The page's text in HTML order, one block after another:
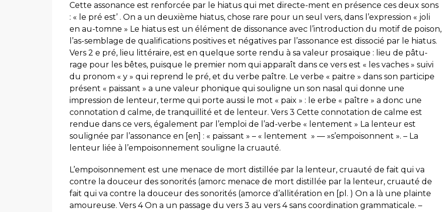
Cette assonance est renforcée par le hiatus qui met directe-ment en présence ces deux sons
: « le pré est’ . On a un deuxième hiatus, chose rare pour un seul vers, dans l’expression « joli
en au-tomne » Le hiatus est un élément de dissonance avec l’introduction du motif de poison,
l’as-semblage de qualifications positives et négatives par l’assonance est dissocié par le hiatus.
Vers 2 e pré, lieu littéraire, est en quelque sorte rendu à sa valeur prosaïque : lieu de pâtu-
rage pour les bêtes, puisque le premier nom qui apparaît dans ce vers est « les vaches » suivi
du pronom « y » qui reprend le pré, et du verbe paître. Le verbe « paitre » dans son participe
présent « paissant » a une valeur phonique qui souligne un son nasal qui donne une
impression de lenteur, terme qui porte aussi le mot « paix » : le erbe « paître » a donc une
connotation d calme, de tranquillité et de lenteur. Vers 3 Cette connotation de calme est
rendue dans ce vers, également par l’emploi de l’ad-verbe « lentement » La lenteur est
soulignée par l’assonance en [en] : « paissant » – « lentement » — »s’empoisonnent ». – La
lenteur liée à l’empoisonnement souligne la cruauté.
L’empoisonnement est une menace de mort distillée par la lenteur, cruauté de fait qui va
contre la douceur des sonorités (amorc menace de mort distillée par la lenteur, cruauté de
fait qui va contre la douceur des sonorités (amorce d’allitération en [pl. ) On a là une plainte
amoureuse. Vers 4 On a un passage du vers 3 au vers 4 sans coordination grammaticale. –